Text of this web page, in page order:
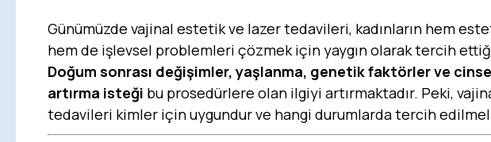
Günümüzde vajinal estetik ve lazer tedavileri, kadınların hem
hem de işlevsel problemleri çözmek için yaygın olarak tercih
Doğum sonrası değişimler, yaşlanma, genetik faktörler ve
artırma isteği bu prosedürlere olan ilgiyi artırmaktadır. Peki,
tedavileri kimler için uygundur ve hangi durumlarda tercih